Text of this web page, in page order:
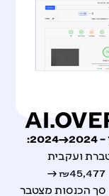
ועקבית
+162.5% ₪45,477 →
₪17,321 סך הכנסות מצטבר